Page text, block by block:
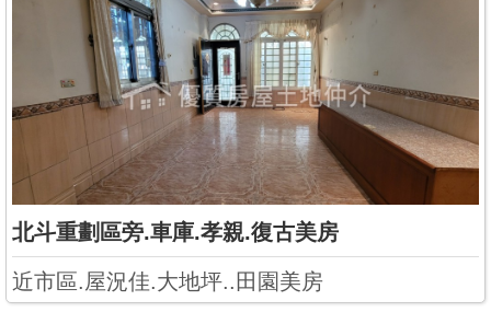
北斗重劃區旁.車庫.孝親.復古美房
近市區.屋況佳.大地坪..田園美房